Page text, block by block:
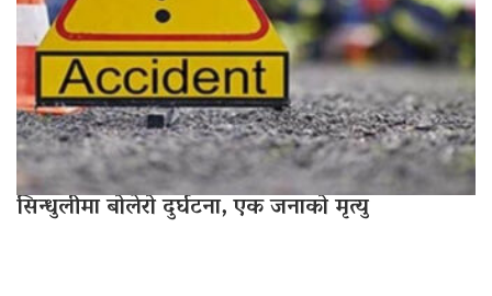
सिन्धुलीमा बोलेरो दुर्घटना, एक जनाको मृत्यु